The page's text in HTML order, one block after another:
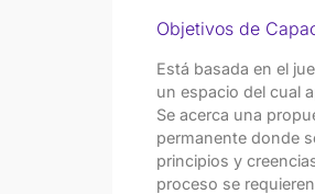
Objetivos de
Está basada en el
un espacio del cual
Se acerca una
permanente donde
principios y
proceso se